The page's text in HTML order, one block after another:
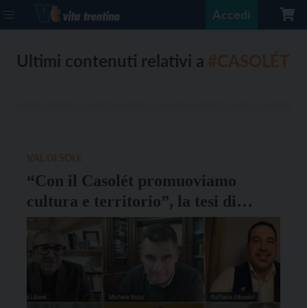
Accedi
Ultimi contenuti relativi a
“Con il Casolét promuoviamo
cultura e territorio”, la tesi di
Martina Stablum valorizza il
formaggio tipico